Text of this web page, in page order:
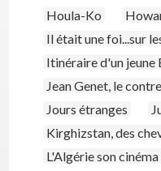
Houla-Ko
Il était une foi...sur
Itinéraire d'un
Jean Genet, le
Jours étranges
Kirghizstan, des
L'Algérie son